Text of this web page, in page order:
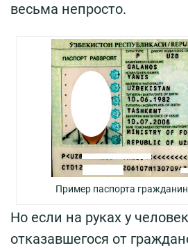
весьма непросто.
Пример паспорта
Но если на руках у
отказавшегося от